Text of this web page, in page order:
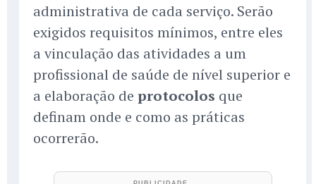
administrativa de cada serviço. Serão
exigidos requisitos mínimos, entre eles
a vinculação das atividades a um
profissional de saúde de nível superior e
a elaboração de protocolos que
definam onde e como as práticas
ocorrerão.